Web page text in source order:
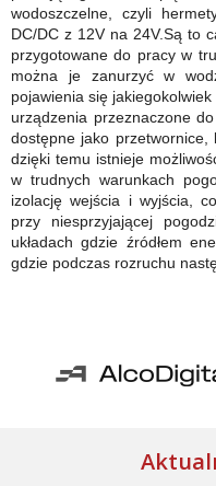
wodoszczelne, czyli
DC/DC z 12V na 24V.Są to
przygotowane do pracy w
można je zanurzyć w
pojawienia się
urządzenia przeznaczone
dostępne jako przetwornice,
dzięki temu istnieje
w trudnych warunkach
izolację wejścia i wyjścia,
przy niesprzyjającej
układach gdzie źródłem
gdzie podczas rozruchu